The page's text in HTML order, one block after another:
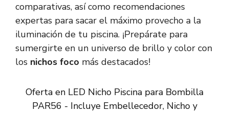
comparativas, así como recomendaciones
expertas para sacar el máximo provecho a la
iluminación de tu piscina. ¡Prepárate para
sumergirte en un universo de brillo y color con
los nichos foco más destacados!
Oferta en LED Nicho Piscina para Bombilla
PAR56 - Incluye Embellecedor, Nicho y